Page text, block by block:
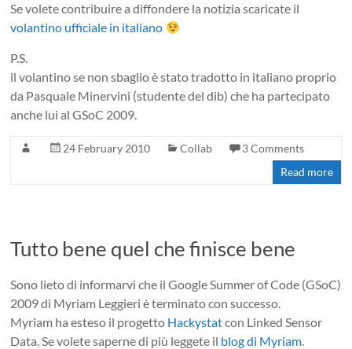
Se volete contribuire a diffondere la notizia scaricate il
volantino ufficiale in italiano
P.S.
il volantino se non sbaglio è stato tradotto in italiano proprio
da Pasquale Minervini (studente del dib) che ha partecipato
anche lui al GSoC 2009.
24 February 2010 Collab
3 Comments
Read more
Tutto bene quel che finisce bene
Sono lieto di informarvi che il Google Summer of Code (GSoC)
2009 di Myriam Leggieri è terminato con successo.
Myriam ha esteso il progetto Hackystatcon Linked Sensor
Data. Se volete saperne di più leggete il blog di Myriam.